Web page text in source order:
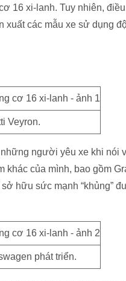
16 xi-lanh. Tuy nhiên,
các mẫu xe sử dụng
Veyron.
người yêu xe khi nói
của mình, bao gồm
hữu sức mạnh “khủng”
phát triển.